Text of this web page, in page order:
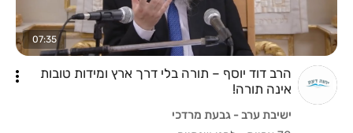
07:35
הרב דוד יוסף – תורה בלי דרך ארץ ומידות טובות
אינה תורה!
ישיבת ערב - גבעת מרדכי